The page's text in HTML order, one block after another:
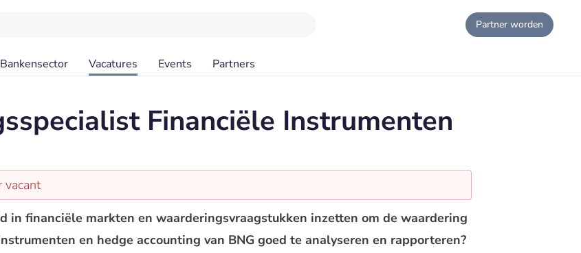
Partner worden
Bankensector Vacatures Events Partners
Financiële Instrumenten
vacant
in financiële markten en waarderingsvraagstukken inzetten om de waardering
en hedge accounting van BNG goed te analyseren en rapporteren?